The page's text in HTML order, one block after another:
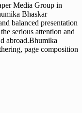
Media Group in
Bhaskar
balanced presentation
serious attention and
abroad.Bhumika
page composition